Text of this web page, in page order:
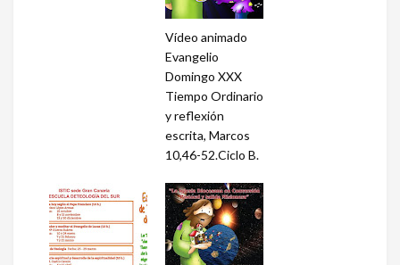
Vídeo animado
Evangelio
Domingo XXX
Tiempo Ordinario
y reflexión
escrita, Marcos
10,46-52.Ciclo B.